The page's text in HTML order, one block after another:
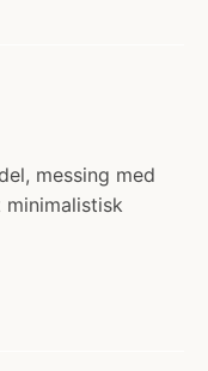
messing med